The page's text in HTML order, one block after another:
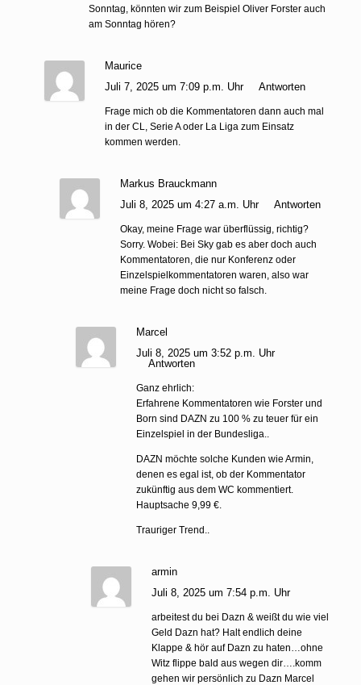
Sonntag, könnten wir zum Beispiel Oliver Forster auch
am Sonntag hören?
Maurice
Juli 7, 2025 um 7:09 p.m. Uhr
Antworten
Frage mich ob die Kommentatoren dann auch mal
in der CL, Serie A oder La Liga zum Einsatz
kommen werden.
Markus Brauckmann
Juli 8, 2025 um 4:27 a.m. Uhr
Antworten
Okay, meine Frage war überflüssig, richtig?
Sorry. Wobei: Bei Sky gab es aber doch auch
Kommentatoren, die nur Konferenz oder
Einzelspielkommentatoren waren, also war
meine Frage doch nicht so falsch.
Marcel
Juli 8, 2025 um 3:52 p.m. Uhr
Antworten
Ganz ehrlich:
Erfahrene Kommentatoren wie Forster und
Born sind DAZN zu 100 % zu teuer für ein
Einzelspiel in der Bundesliga..
DAZN möchte solche Kunden wie Armin,
denen es egal ist, ob der Kommentator
zukünftig aus dem WC kommentiert.
Hauptsache 9,99 €.
Trauriger Trend..
armin
Juli 8, 2025 um 7:54 p.m. Uhr
arbeitest du bei Dazn & weißt du wie viel
Geld Dazn hat? Halt endlich deine
Klappe & hör auf Dazn zu haten…ohne
Witz flippe bald aus wegen dir….komm
gehen wir persönlich zu Dazn Marcel